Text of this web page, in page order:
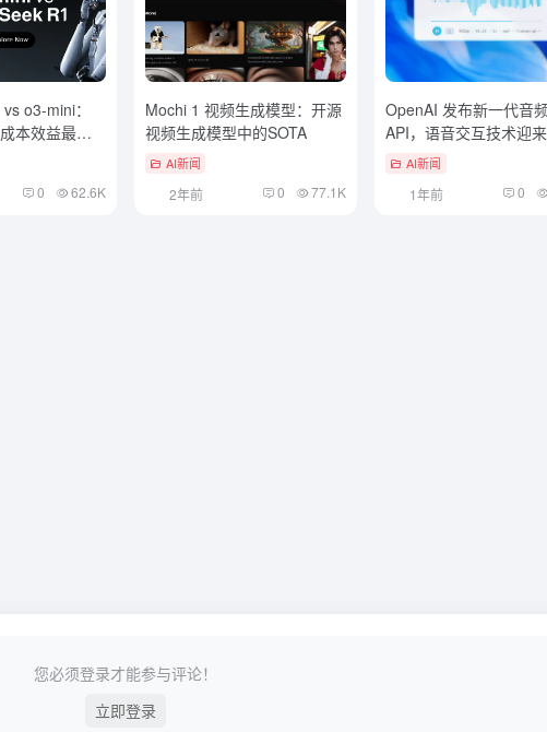
o3-mini：
本效益最高
0 62.6K
Mochi 1 视频生成模型：开源
视频生成模型中的SOTA
AI新闻
2年前 0 77.1K
OpenAI 发布新一代音
API，语音交互技术迎
升级AI新闻
1年前 0
您必须登录才能参与评论！
立即登录